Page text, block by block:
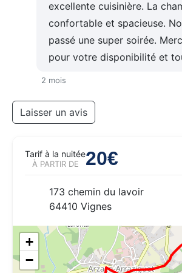
excellente cuisinière. La
confortable et spacieuse.
passé une super soirée.
pour votre disponibilité et
2 mois
Laisser un avis
Tarif à la nuitée
À PARTIR DE 20€
173 chemin du lavoir
64410 Vignes
+
−